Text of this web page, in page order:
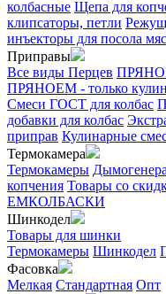
колбасные Щепа для
клипсаторы, петли
инъекторы для посола
Приправы
Все виды Перцев
ПРЯНОЕМ - только
Смеси ГОСТ для колбас
добавки для колбас
приправ Кулинарные
Термокамера
Термокамеры
копчения Товары со
ЕМКОЛБАСКИ
Шинкодел
Товары для шинки
Термокамеры Шинкодел
Фасовка
Мелкая Стандартная Опт